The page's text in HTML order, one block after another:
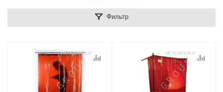
Фильтр